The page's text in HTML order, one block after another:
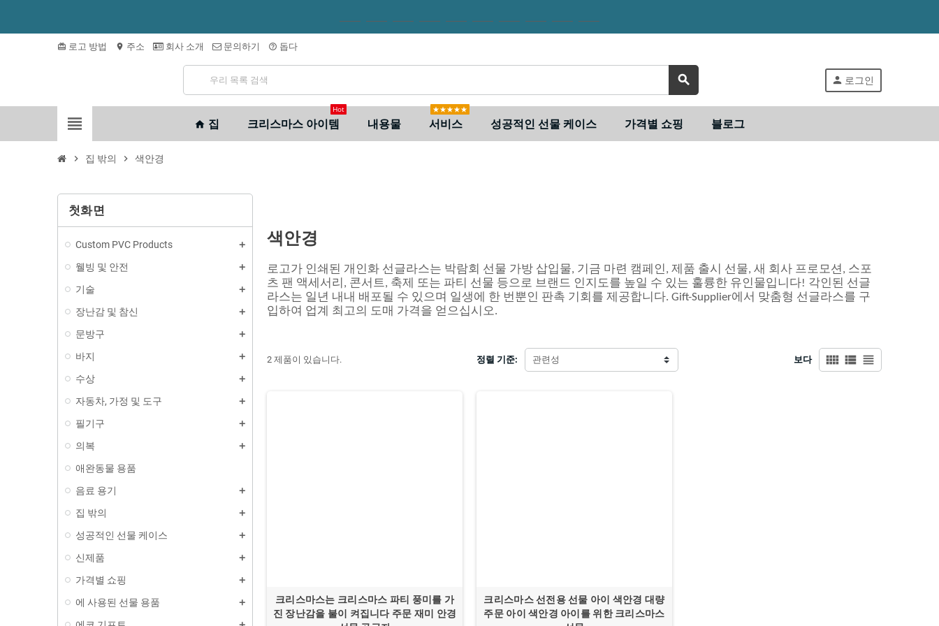
card_giftcard 로고 방법 location_on 주소 회사 소개 문의하기 help_outline 돕다
search person 로그인
view_headline home 집 크리스마스 아이템
Hot
내용물 서비스
★★★★★
성공적인 선물 케이스 가격별 쇼핑 블로그
chevron_right 집 밖의 chevron_right 색안경
첫화면
Custom PVC Products
웰빙 및 안전
기술
장난감 및 참신
문방구
바지
수상
자동차, 가정 및 도구
필기구
의복
애완동물 용품
음료 용기
집 밖의
성공적인 선물 케이스
신제품
가격별 쇼핑
에 사용된 선물 용품
색안경
로고가 인쇄된 개인화 선글라스는 박람회 선물 가방 삽입물, 기금 마련 캠페인, 제품 출시 선물, 새 회사 프로모션, 스포
츠 팬 액세서리, 콘서트, 축제 또는 파티 선물 등으로 브랜드 인지도를 높일 수 있는 훌륭한 유인물입니다! 각인된 선글
라스는 일년 내내 배포될 수 있으며 일생에 한 번뿐인 판촉 기회를 제공합니다. Gift-Supplier에서 맞춤형 선글라스를 구
입하여 업계 최고의 도매 가격을 얻으십시오.
정렬 기준: 관련성 보다 view_comfy view_list view_headline
2 제품이 있습니다.
크리스마스는 크리스마스 파티 풍미를 가
진 장난감을 불이 켜집니다 주문 재미 안경
크리스마스 선전용 선물 아이 색안경 대량
주문 아이 색안경 아이를 위한 크리스마스